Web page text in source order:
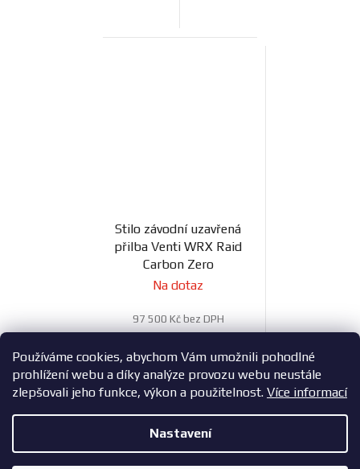
Používáme cookies, abychom Vám umožnili pohodlné
prohlížení webu a díky analýze provozu webu neustále
zlepšovali jeho funkce, výkon a použitelnost. Více informací
Nastavení
Stilo závodní uzavřená
přilba Venti WRX Raid
Carbon Zero
Na dotaz
97 500 Kč bez DPH
117 975 Kč
O
v
l
25položek celkem